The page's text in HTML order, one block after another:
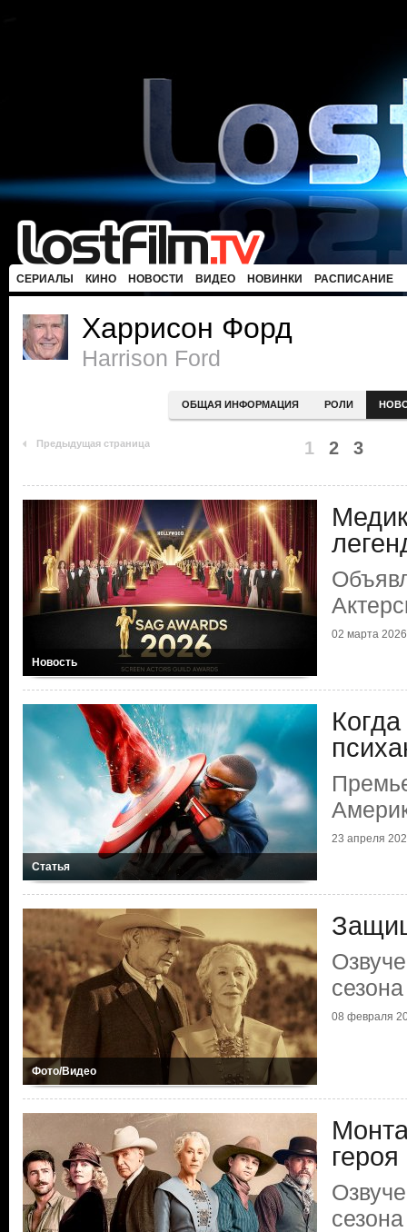
СЕРИАЛЫ КИНО НОВОСТИ ВИДЕО НОВИНКИ РАСПИСАНИЕ
Харрисон Форд
Harrison Ford
ОБЩАЯ ИНФОРМАЦИЯ РОЛИ
Предыдущая страница 1 2 3
Новость
02 марта 2026
Статья
23 апреля
Фото/Видео
08 февраля
героя